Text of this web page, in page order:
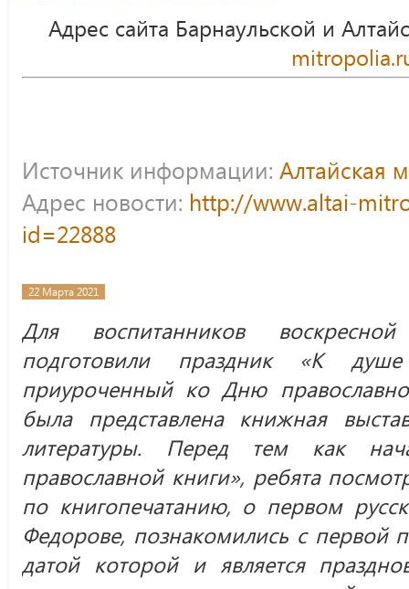
Адрес сайта Барнаульской и
Источник информации: Алтайская
Адрес новости: http://www.altai-
id=22888
22 Марта 2021
Для воспитанников
подготовили праздник «К
приуроченный ко Дню
была представлена книжная
литературы. Перед тем как
православной книги», ребята
по книгопечатанию, о первом
Федорове, познакомились с первой
датой которой и является